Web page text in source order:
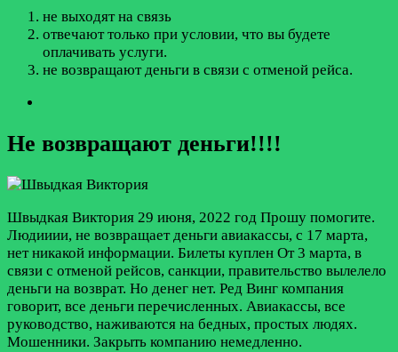
не выходят на связь
отвечают только при условии, что вы будете
оплачивать услуги.
не возвращают деньги в связи с отменой рейса.
Не возвращают деньги!!!!
Швыдкая Виктория 29 июня, 2022 год Прошу помогите.
Людииии, не возвращает деньги авиакассы, с 17 марта,
нет никакой информации. Билеты куплен От 3 марта, в
связи с отменой рейсов, санкции, правительство вылелело
деньги на возврат. Но денег нет. Ред Винг компания
говорит, все деньги перечисленных. Авиакассы, все
руководство, наживаются на бедных, простых людях.
Мошенники. Закрыть компанию немедленно.